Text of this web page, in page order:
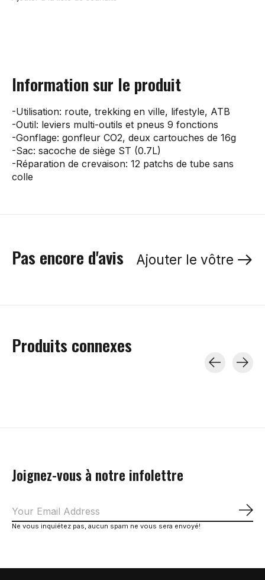
Information sur le produit
-Utilisation: route, trekking en ville, lifestyle, ATB
-Outil: leviers multi-outils et pneus 9 fonctions
-Gonflage: gonfleur CO2, deux cartouches de 16g
-Sac: sacoche de siège ST (0.7L)
-Réparation de crevaison: 12 patchs de tube sans
colle
Pas encore d'avis Ajouter le vôtre
Produits connexes
Joignez-vous à notre infolettre
Ne vous inquiétez pas, aucun spam ne vous sera envoyé!